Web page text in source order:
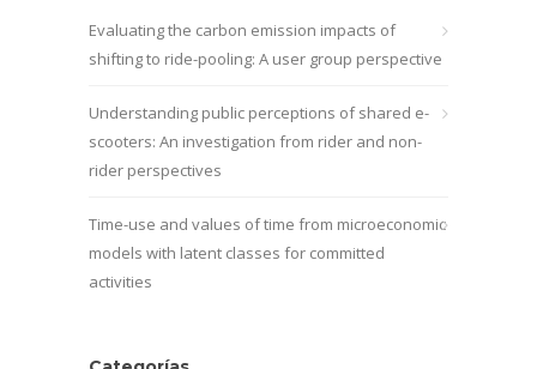
Evaluating the carbon emission impacts of
shifting to ride-pooling: A user group perspective
Understanding public perceptions of shared e-
scooters: An investigation from rider and non-
rider perspectives
Time-use and values of time from microeconomic
models with latent classes for committed
activities